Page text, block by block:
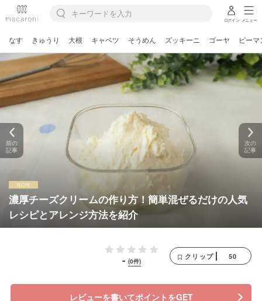
ログイン メニュー
なす きゅうり 大根 キャベツ そうめん ズッキーニ ゴーヤ ピーマ
濃厚チーズクリームの作り方！簡単混ぜるだけの人気
レシピとアレンジ方法を紹介
前の
記事
次の
記事
- (0件)
クリップ 50
レビューを書いてポイントをGET